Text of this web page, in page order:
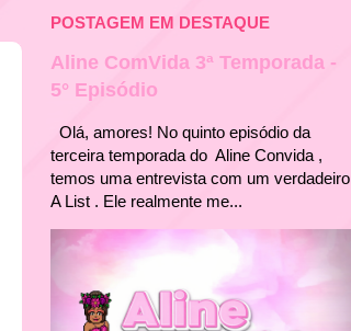
POSTAGEM EM DESTAQUE
Aline ComVida 3ª Temporada -
5° Episódio
Olá, amores! No quinto episódio da
terceira temporada do Aline Convida ,
temos uma entrevista com um verdadeiro
A List . Ele realmente me...